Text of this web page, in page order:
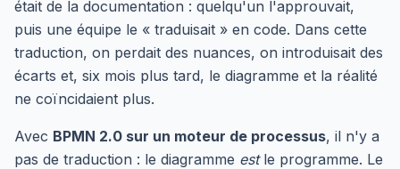
était de la documentation : quelqu'un l'approuvait,
puis une équipe le « traduisait » en code. Dans cette
traduction, on perdait des nuances, on introduisait des
écarts et, six mois plus tard, le diagramme et la réalité
ne coïncidaient plus.
Avec BPMN 2.0 sur un moteur de processus, il n'y a
pas de traduction : le diagramme estle programme. Le